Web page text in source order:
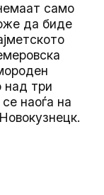
само
да биде
над три
наоѓа на